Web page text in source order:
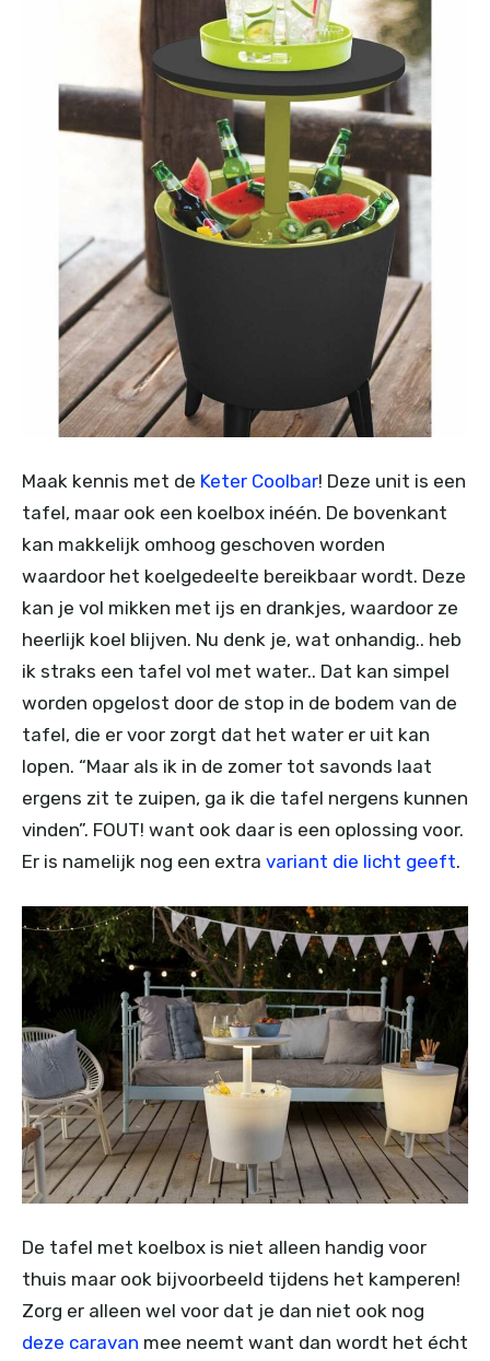
Maak kennis met de Keter Coolbar! Deze unit is een
tafel, maar ook een koelbox inéén. De bovenkant
kan makkelijk omhoog geschoven worden
waardoor het koelgedeelte bereikbaar wordt. Deze
kan je vol mikken met ijs en drankjes, waardoor ze
heerlijk koel blijven. Nu denk je, wat onhandig.. heb
ik straks een tafel vol met water.. Dat kan simpel
worden opgelost door de stop in de bodem van de
tafel, die er voor zorgt dat het water er uit kan
lopen. “Maar als ik in de zomer tot savonds laat
ergens zit te zuipen, ga ik die tafel nergens kunnen
vinden”. FOUT! want ook daar is een oplossing voor.
Er is namelijk nog een extra variant die licht geeft.
De tafel met koelbox is niet alleen handig voor
thuis maar ook bijvoorbeeld tijdens het kamperen!
Zorg er alleen wel voor dat je dan niet ook nog
deze caravan mee neemt want dan wordt het écht